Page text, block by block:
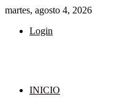
martes, agosto 4, 2026
Login
INICIO